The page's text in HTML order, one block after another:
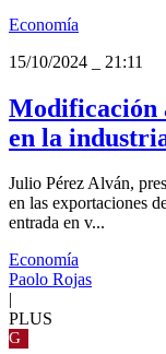
Economía
15/10/2024
21:11
Modificación
en la
Julio Pérez Alván,
en las exportaciones
entrada en v...
Economía
Paolo Rojas
|
PLUS
G